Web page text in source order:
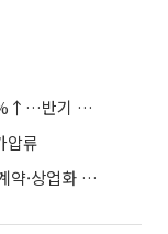
보령, 상반기 영업익 440억, 전년比 21.1%↑…반기 역대 최대
압류
알테오젠, 올해만 1.8조 기술수출…특허·계약·상업화 ‘삼박자’